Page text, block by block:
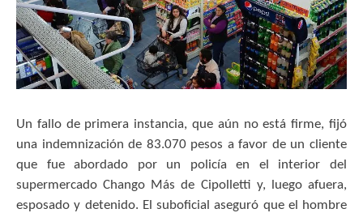
Un fallo de primera instancia, que aún no está firme, fijó
una indemnización de 83.070 pesos a favor de un cliente
que fue abordado por un policía en el interior del
supermercado Chango Más de Cipolletti y, luego afuera,
esposado y detenido. El suboficial aseguró que el hombre